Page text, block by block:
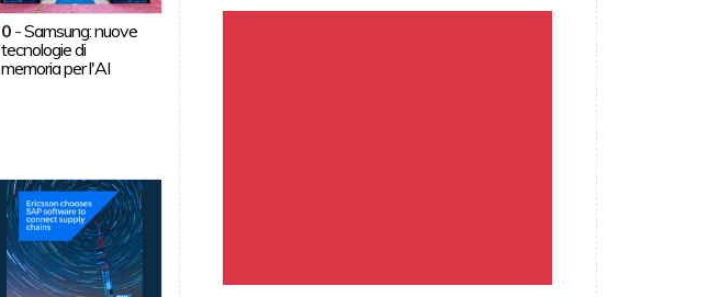
0 -Samsung: nuove
tecnologie di
memoria per l'AI